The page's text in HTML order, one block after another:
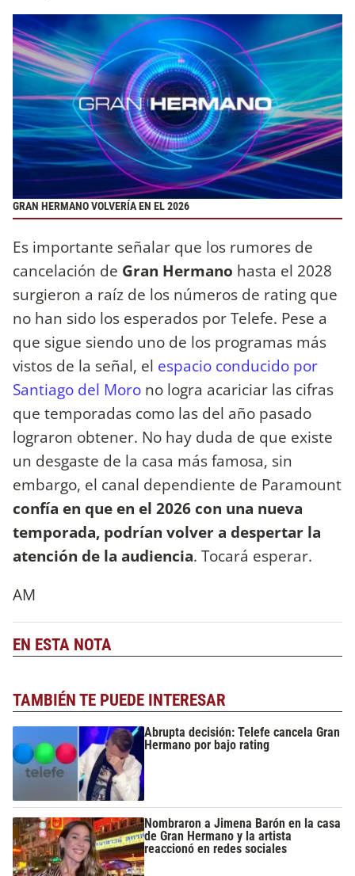
GRAN HERMANO VOLVERÍA EN EL 2026
Es importante señalar que los rumores de
cancelación de Gran Hermano hasta el 2028
surgieron a raíz de los números de rating que
no han sido los esperados por Telefe. Pese a
que sigue siendo uno de los programas más
vistos de la señal, el espacio conducido por
Santiago del Moro no logra acariciar las cifras
que temporadas como las del año pasado
lograron obtener. No hay duda de que existe
un desgaste de la casa más famosa, sin
embargo, el canal dependiente de Paramount
confía en que en el 2026 con una nueva
temporada, podrían volver a despertar la
atención de la audiencia. Tocará esperar.
AM
EN ESTA NOTA
TAMBIÉN TE PUEDE INTERESAR
Abrupta decisión: Telefe cancela Gran
Hermano por bajo rating
Nombraron a Jimena Barón en la casa
de Gran Hermano y la artista
reaccionó en redes sociales